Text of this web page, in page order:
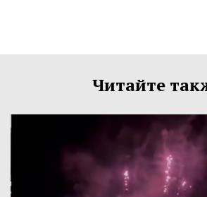
Читайте